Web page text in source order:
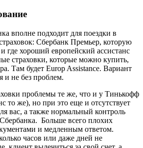
вполне подходит для поездки в
Сбербанк Премьер, которую
где хороший европейский ассистанс
страховки, которые можно купить,
Там будет Europ Assistance. Вариант
и не без проблем.
проблемы те же, что и у Тинькофф
то же), но при это еще и отсутствует
вас, а также нормальный контроль
Больше всего плохих
и медленным ответом.
часов или даже дней не